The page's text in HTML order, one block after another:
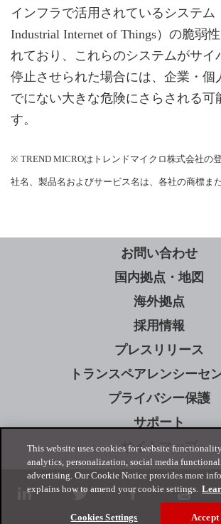
インフラで活用されているシステム
Industrial Internet of Things）の脆弱
れており、これらのシステムがサイ
停止させられた場合には、企業・個
でにない大きな危険にさらされる可
す。
※ TREND MICROはトレンドマイクロ株式会社の
社名、製品名およびサービス名は、各社の商標ま
お問い合わせ
国内拠点・地図
海外拠点
採用情報
プレスリリース
トランスペアレンシーセ
プライバシー保護
サポート
サイトマップ
linkedin twitter facebook youtube
This website uses cookies for website
analytics, personalization, social media
advertising. Our Cookie Notice provides more
explains how to amend your cookie settings.
Cookies Settings Accept